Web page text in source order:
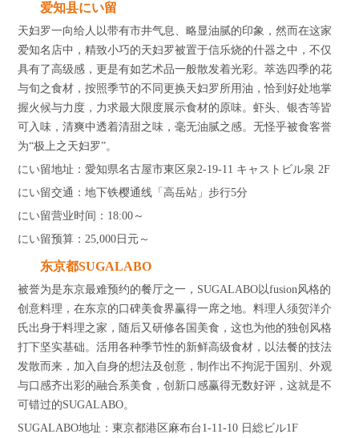
爱知县にい留
天妇罗一向给人以带有市井气息、略显油腻的印象，然而在这家
爱知名店中，精致小巧的天妇罗被置于信乐烧的什器之中，不仅
具有了高级感，更是有如艺术品一般散发着光彩。萃选四季的花
与旬之食材，按照季节的不同更换天妇罗所用油，恰到好处地掌
握火候与力度，力求最大限度展示食材的原味。虾头、银杏等皆
可入味，清爽中透着清甜之味，毫无油腻之感。无怪乎被食客誉
为“极上之天妇罗”。
にい留地址：愛知県名古屋市東区泉2-19-11 キャストビル泉 2F
にい留交通：地下铁樱通线「高岳站」步行5分
にい留营业时间：18:00～
にい留预算：25,000日元～
东京都SUGALABO
被誉为是东京最难预约的餐厅之一，SUGALABO以fusion风格的
创意料理，在东京的口碑美食界赢得一席之地。料理人须贺洋介
氏出身于料理之家，随后又研修各国美食，这也为他的独创风格
打下坚实基础。活用各种季节性的新鲜高级食材，以法餐的技法
发散而来，加入自身的想法及创意，制作出不拘泥于国别、外观
与口感齐出彩的融合系美食，创新口感赢得无数好评，这就是不
可错过的SUGALABO。
SUGALABO地址：東京都港区麻布台1-11-10 日総ビル1F